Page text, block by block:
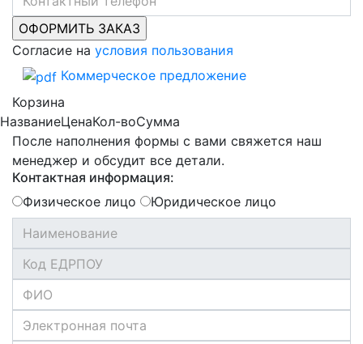
Согласие на условия пользования
Коммерческое предложение
Корзина
НазваниеЦенаКол-воСумма
После наполнения формы с вами свяжется наш
менеджер и обсудит все детали.
Контактная информация:
Физическое лицо
Юридическое лицо